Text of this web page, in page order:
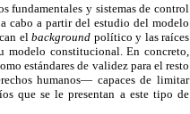
fundamentales y sistemas de control
cabo a partir del estudio del modelo
elbackground político y las raíces
modelo constitucional. En concreto,
estándares de validez para el resto
humanos— capaces de limitar
que se le presentan a este tipo de